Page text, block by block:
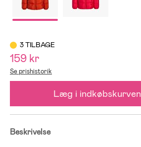
3 TILBAGE
159 kr
Se prishistorik
Læg i indkøbskurven
Beskrivelse